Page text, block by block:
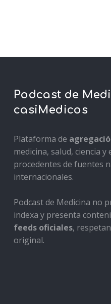
Podcast de
casiMedicos
Plataforma de
medicina, salud, ciencia
procedentes de fuentes
internacionales.
Podcast de Medicina no
indexa y presenta
feeds oficiales,
original.